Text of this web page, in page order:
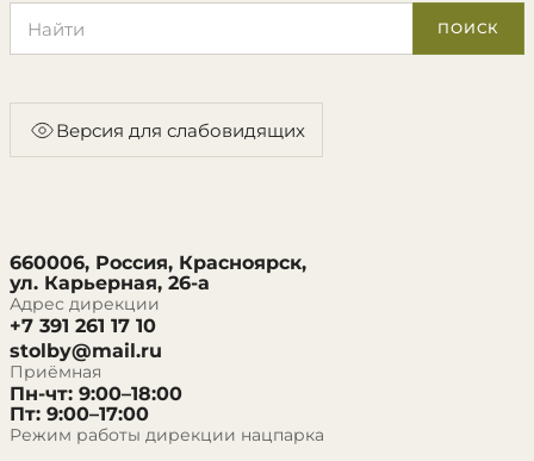
ПОИСК
Версия для слабовидящих
660006, Россия, Красноярск,
ул. Карьерная, 26-а
Адрес дирекции
+7 391 261 17 10
stolby@mail.ru
Приёмная
Пн-чт: 9:00–18:00
Пт: 9:00–17:00
Режим работы дирекции нацпарка